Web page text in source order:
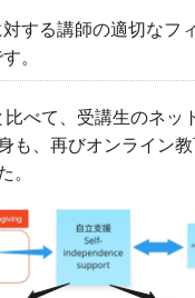
する講師の適切なフ
。
べて、受講生のネッ
も、再びオンライン
。